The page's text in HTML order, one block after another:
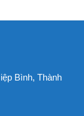
Bình, Thành